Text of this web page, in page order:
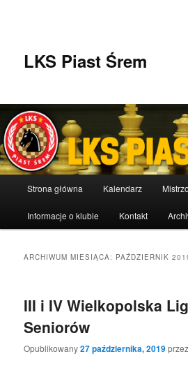
LKS Piast Śrem
Strona główna Kalendarz
Informacje o klubie Kontakt
ARCHIWUM MIESIĄCA: PAŹDZIERNIK
III i IV Wielkopolska
Seniorów
Opublikowany27 października, 2019